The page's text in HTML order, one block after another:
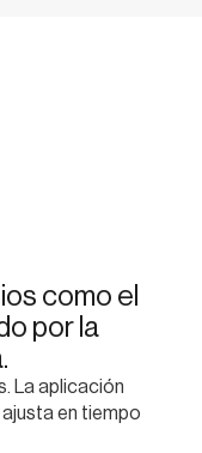
como el
por la
La aplicación
en tiempo